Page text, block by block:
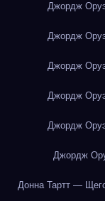
Джордж
Джордж
Джордж
Джордж
Джордж
Джордж
Донна Тартт —